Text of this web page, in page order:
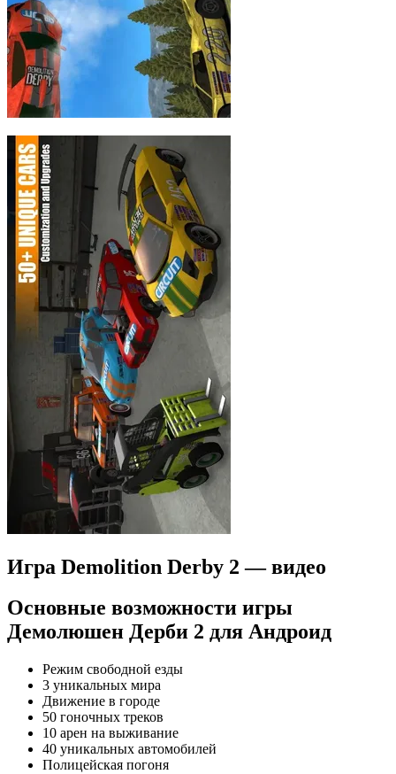
Игра Demolition Derby 2 — видео
Основные возможности игры
Демолюшен Дерби 2 для Андроид
Режим свободной езды
3 уникальных мира
Движение в городе
50 гоночных треков
10 арен на выживание
40 уникальных автомобилей
Полицейская погоня